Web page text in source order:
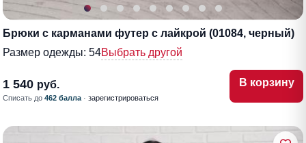
Брюки с карманами футер с лайкрой (01084, черный)
Размер одежды: 54Выбрать другой
1 540 руб.
Списать до 462 балла · зарегистрироваться
В корзину